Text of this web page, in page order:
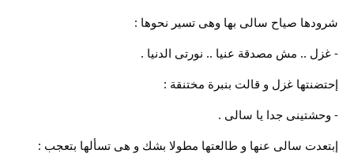
شرودها صياح سالى بها وهى تسير نحوها :
- غزل .. مش مصدقة عنيا .. نورتى الدنيا .
إحتضنتها غزل و قالت بنبرة مختنقة :
- وحشتينى جدا يا سالى .
إبتعدت سالى عنها و طالعتها مطولا بشك و هى تسألها بتعجب :